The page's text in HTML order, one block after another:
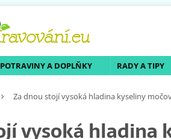
POTRAVINY A DOPLŇKY RADY A TIPY
Za dnou stojí vysoká hladina kyseliny
vysoká hladina